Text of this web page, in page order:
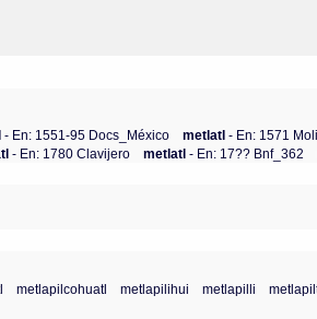
- En: 1551-95 Docs_México metlatl- En: 1571
- En: 1780 Clavijero metlatl- En: 17?? Bnf_362
metlapilcohuatl metlapilihui metlapilli